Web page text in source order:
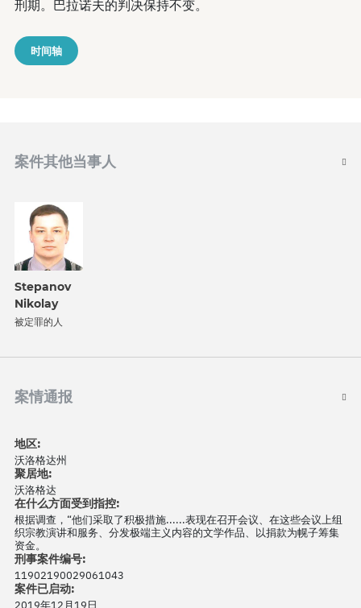
刑期。巴拉诺夫的判决保持不变。
时间轴
案件其他当事人
Stepanov
Nikolay
被定罪的人
案情通报
地区:
沃洛格达州
聚居地:
沃洛格达
在什么方面受到指控:
根据调查，“他们采取了积极措施......表现在召开会议、在这些会议上组
织宗教演讲和服务、分发极端主义内容的文学作品、以捐款为幌子筹集
资金。
刑事案件编号:
11902190029061043
案件已启动:
2019年12月19日